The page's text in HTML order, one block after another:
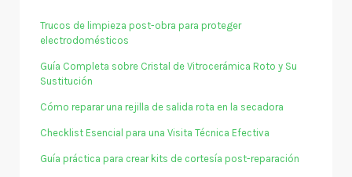
Trucos de limpieza post-obra para proteger
electrodomésticos
Guía Completa sobre Cristal de Vitrocerámica Roto y Su
Sustitución
Cómo reparar una rejilla de salida rota en la secadora
Checklist Esencial para una Visita Técnica Efectiva
Guía práctica para crear kits de cortesía post-reparación